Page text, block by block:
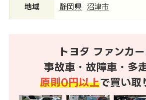
地域 静岡県 沼津市
トヨタ ファンカ
事故車・故障車・多
原則0円以上で買い取